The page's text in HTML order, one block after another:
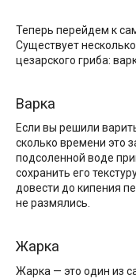
Теперь перейдем к
Существует
цезарского гриба:
Варка
Если вы решили
сколько времени это
подсоленной воде
сохранить его
довести до кипения
не размялись.
Жарка
Жарка — это один из